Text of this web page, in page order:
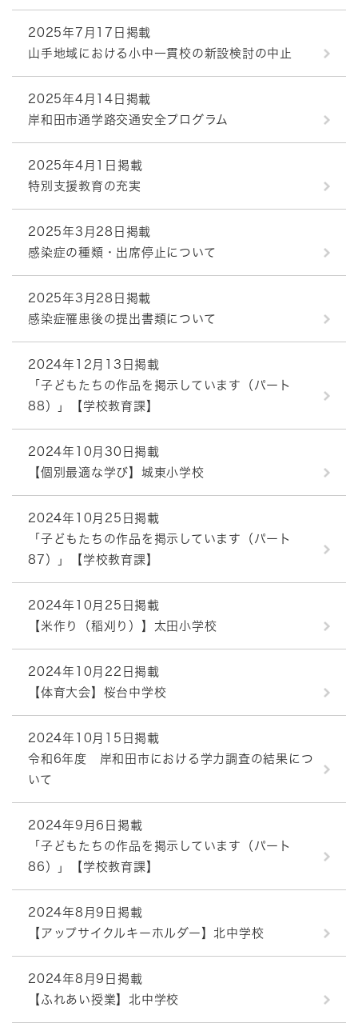
2025年7月17日掲載
山手地域における小中一貫校の新設検討の中止
2025年4月14日掲載
岸和田市通学路交通安全プログラム
2025年4月1日掲載
特別支援教育の充実
2025年3月28日掲載
感染症の種類・出席停止について
2025年3月28日掲載
感染症罹患後の提出書類について
2024年12月13日掲載
「子どもたちの作品を掲示しています（パート
88）」【学校教育課】
2024年10月30日掲載
【個別最適な学び】城東小学校
2024年10月25日掲載
「子どもたちの作品を掲示しています（パート
87）」【学校教育課】
2024年10月25日掲載
【米作り（稲刈り）】太田小学校
2024年10月22日掲載
【体育大会】桜台中学校
2024年10月15日掲載
令和6年度 岸和田市における学力調査の結果につ
いて
2024年9月6日掲載
「子どもたちの作品を掲示しています（パート
86）」【学校教育課】
2024年8月9日掲載
【アップサイクルキーホルダー】北中学校
2024年8月9日掲載
【ふれあい授業】北中学校